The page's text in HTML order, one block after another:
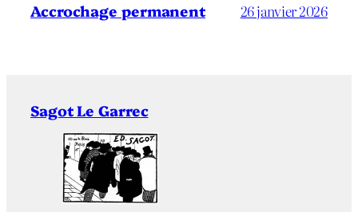
Accrochage permanent 26 janvier 2026
Sagot Le Garrec